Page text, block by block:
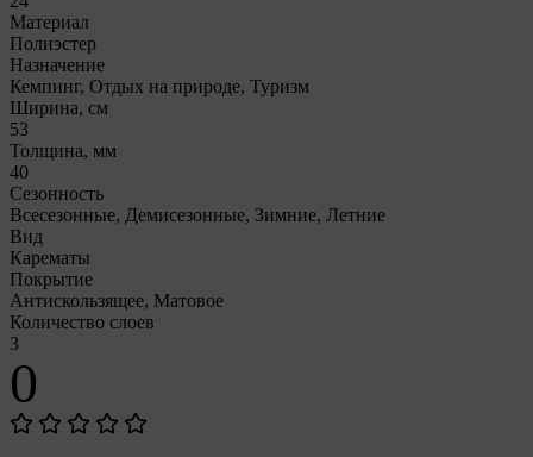
Материал
Полиэстер
Назначение
Кемпинг, Отдых на природе, Туризм
Ширина, см
53
Толщина, мм
40
Сезонность
Всесезонные, Демисезонные, Зимние, Летние
Вид
Карематы
Покрытие
Антискользящее, Матовое
Количество слоев
3
0